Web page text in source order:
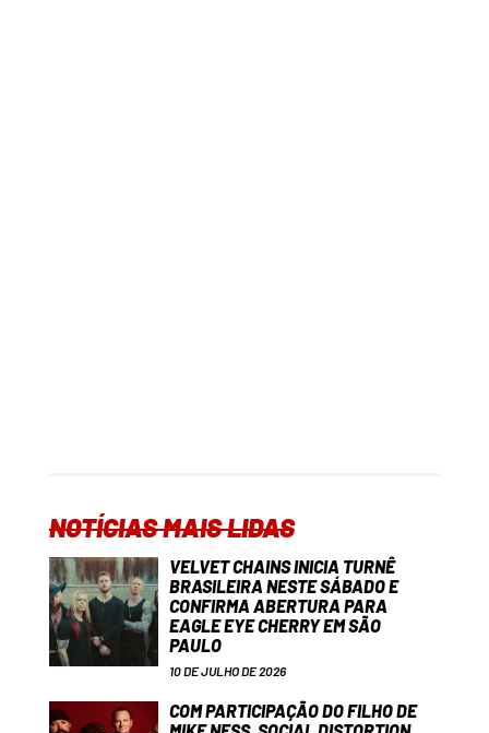
NOTÍCIAS MAIS LIDAS
VELVET CHAINS INICIA TURNÊ
BRASILEIRA NESTE SÁBADO E
CONFIRMA ABERTURA PARA
EAGLE EYE CHERRY EM SÃO
PAULO
10 DE JULHO DE 2026
COM PARTICIPAÇÃO DO FILHO DE